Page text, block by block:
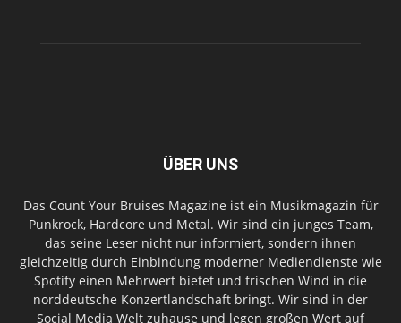
ÜBER UNS
Das Count Your Bruises Magazine ist ein Musikmagazin für
Punkrock, Hardcore und Metal. Wir sind ein junges Team,
das seine Leser nicht nur informiert, sondern ihnen
gleichzeitig durch Einbindung moderner Mediendienste wie
Spotify einen Mehrwert bietet und frischen Wind in die
norddeutsche Konzertlandschaft bringt. Wir sind in der
Social Media Welt zuhause und legen großen Wert auf